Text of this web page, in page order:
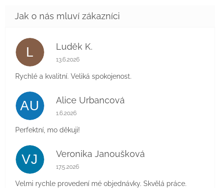
L Luděk K.
Hodnocení obchodu je 5 z 5 hvězdiček.
13.6.2026
Rychlé a kvalitní. Veliká spokojenost.
AU Alice Urbancová
Hodnocení obchodu je 5 z 5 hvězdiček.
1.6.2026
Perfektní, mo děkuji!
VJ Veronika Janoušková
Hodnocení obchodu je 5 z 5 hvězdiček.
17.5.2026
Velmi rychle provedení mé objednávky. Skvělá práce.